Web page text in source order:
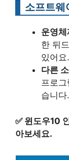
소프트웨
운영
한 뒤
있어요.
다른
프로
습니다.
✅ 윈도우10
아보세요.